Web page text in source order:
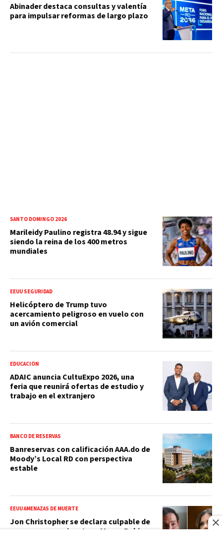
Abinader destaca consultas y valentía
para impulsar reformas de largo plazo
SANTO DOMINGO 2026
Marileidy Paulino registra 48.94 y sigue
siendo la reina de los 400 metros
mundiales
EEUU SEGURIDAD
Helicóptero de Trump tuvo
acercamiento peligroso en vuelo con
un avión comercial
EDUCACIÓN
ADAIC anuncia CultuExpo 2026, una
feria que reunirá ofertas de estudio y
trabajo en el extranjero
BANCO DE RESERVAS
Banreservas con calificación AAA.do de
Moody’s Local RD con perspectiva
estable
EEUU AMENAZAS DE MUERTE
Jon Christopher se declara culpable de
amenazar con ejecutar a Marco Rubio y